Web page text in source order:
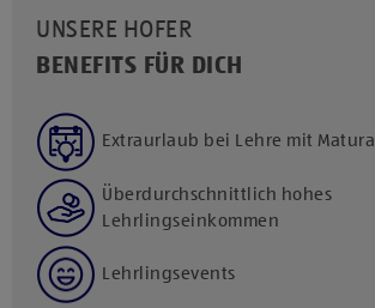
UNSERE HOFER
BENEFITS FÜR DICH
Extraurlaub bei Lehre mit Matura
Überdurchschnittlich hohes
Lehrlingseinkommen
Lehrlingsevents